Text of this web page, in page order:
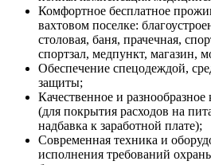
Комфортное бесплатное
вахтовом поселке:
столовая, баня, прачечная,
спортзал, медпункт, магазин,
Обеспечение спецодеждой,
защиты;
Качественное и
(для покрытия расходов на
надбавка к заработной плате);
Современная техника и
исполнения требований